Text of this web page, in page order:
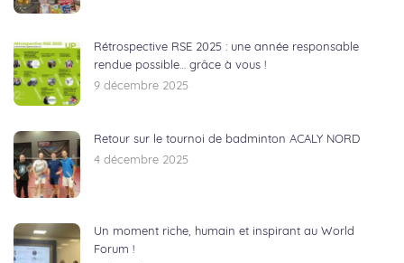
Rétrospective RSE 2025 : une année responsable
rendue possible… grâce à vous !
9 décembre 2025
Retour sur le tournoi de badminton ACALY NORD
4 décembre 2025
Un moment riche, humain et inspirant au World
Forum !